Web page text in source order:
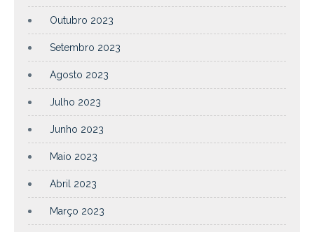
Outubro 2023
Setembro 2023
Agosto 2023
Julho 2023
Junho 2023
Maio 2023
Abril 2023
Março 2023